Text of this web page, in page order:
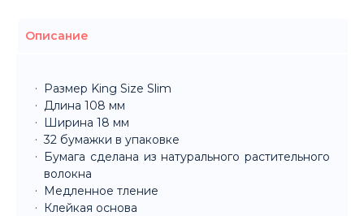
Описание
Размер King Size Slim
Длина 108 мм
Ширина 18 мм
32 бумажки в упаковке
Бумага сделана из натурального растительного
волокна
Медленное тление
Клейкая основа